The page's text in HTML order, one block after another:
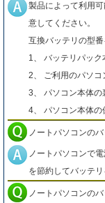
製品によって利用
意してください。
互換バッテリの型番
1、 バッテリパック
2、 ご利用のパソコ
3、 パソコン本体の
4、 パソコン本体の
ノートパソコンの
ノートパソコンで
を節約してバッテ
ノートパソコンの